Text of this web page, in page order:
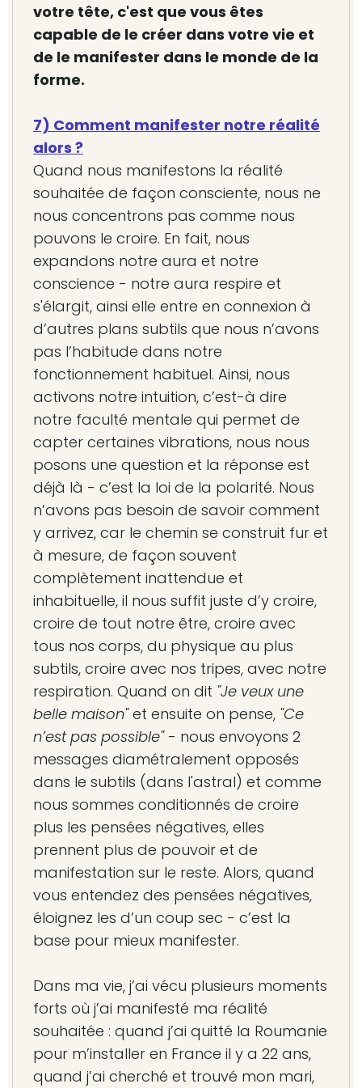
votre tête, c'est que vous êtes
capable de le créer dans votre vie et
de le manifester dans le monde de la
forme.
7) Comment manifester notre réalité
alors ?
Quand nous manifestons la réalité
souhaitée de façon consciente, nous ne
nous concentrons pas comme nous
pouvons le croire. En fait, nous
expandons notre aura et notre
conscience - notre aura respire et
s'élargit, ainsi elle entre en connexion à
d’autres plans subtils que nous n’avons
pas l’habitude dans notre
fonctionnement habituel. Ainsi, nous
activons notre intuition, c’est-à dire
notre faculté mentale qui permet de
capter certaines vibrations, nous nous
posons une question et la réponse est
déjà là - c’est la loi de la polarité. Nous
n’avons pas besoin de savoir comment
y arrivez, car le chemin se construit fur et
à mesure, de façon souvent
complètement inattendue et
inhabituelle, il nous suffit juste d’y croire,
croire de tout notre être, croire avec
tous nos corps, du physique au plus
subtils, croire avec nos tripes, avec notre
respiration. Quand on dit "Je veux une
belle maison"et ensuite on pense, "Ce
n’est pas possible"- nous envoyons 2
messages diamétralement opposés
dans le subtils (dans l'astral) et comme
nous sommes conditionnés de croire
plus les pensées négatives, elles
prennent plus de pouvoir et de
manifestation sur le reste. Alors, quand
vous entendez des pensées négatives,
éloignez les d’un coup sec - c’est la
base pour mieux manifester.
Dans ma vie, j’ai vécu plusieurs moments
forts où j’ai manifesté ma réalité
souhaitée : quand j’ai quitté la Roumanie
pour m’installer en France il y a 22 ans,
quand j’ai cherché et trouvé mon mari,